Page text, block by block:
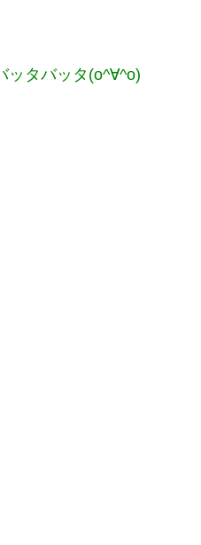
ッタバッタ(o^∀^o)